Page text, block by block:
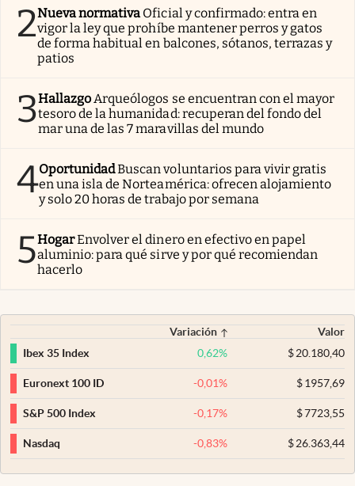
2Nueva normativa Oficial y confirmado: entra en
vigor la ley que prohíbe mantener perros y gatos
de forma habitual en balcones, sótanos, terrazas y
patios
3Hallazgo Arqueólogos se encuentran con el mayor
tesoro de la humanidad: recuperan del fondo del
mar una de las 7 maravillas del mundo
4OportunidadBuscan voluntarios para vivir gratis
en una isla de Norteamérica: ofrecen alojamiento
y solo 20 horas de trabajo por semana
5HogarEnvolver el dinero en efectivo en papel
aluminio: para qué sirve y por qué recomiendan
hacerlo
Variación
Valor
Ibex 35 Index
0,62% $20.180,40
Euronext 100 ID -0,01% $1957,69
S&P 500 Index -0,17% $7723,55
Nasdaq -0,83% $26.363,44